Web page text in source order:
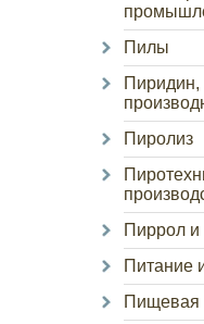
Пилы
Пиридин,
Пиролиз
Пиррол и
Питание
Пищевая